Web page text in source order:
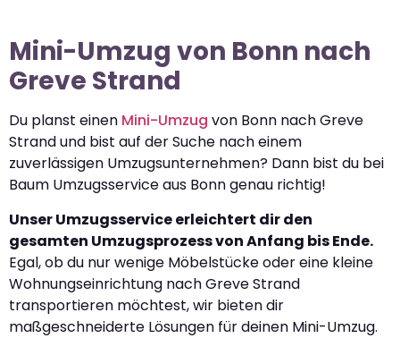
Mini-Umzug von Bonn nach
Greve Strand
Du planst einen Mini-Umzug von Bonn nach Greve
Strand und bist auf der Suche nach einem
zuverlässigen Umzugsunternehmen? Dann bist du bei
Baum Umzugsservice aus Bonn genau richtig!
Unser Umzugsservice erleichtert dir den
gesamten Umzugsprozess von Anfang bis Ende.
Egal, ob du nur wenige Möbelstücke oder eine kleine
Wohnungseinrichtung nach Greve Strand
transportieren möchtest, wir bieten dir
maßgeschneiderte Lösungen für deinen Mini-Umzug.